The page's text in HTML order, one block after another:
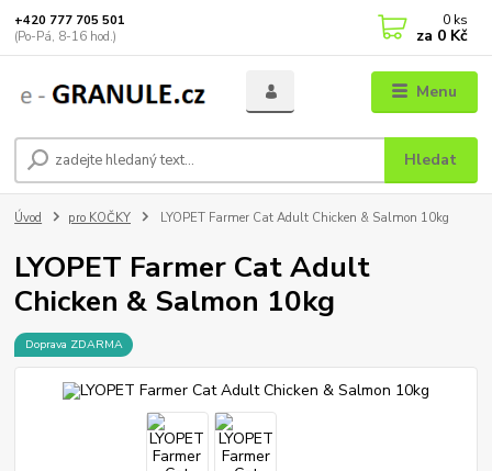
Menu
Hledat
+420 777 705 501
(Po-Pá, 8-16 hod.)
0 ks
za 0 Kč
Úvod pro KOČKY LYOPET Farmer Cat Adult Chicken & Salmon 10kg
LYOPET Farmer Cat Adult
Chicken & Salmon 10kg
Doprava ZDARMA